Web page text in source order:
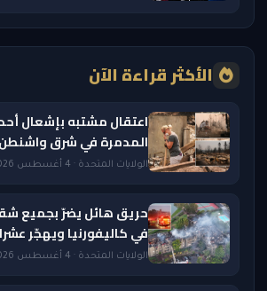
الأكثر قراءة الآن
اعتقال مشتبه بإشعال
المدمرة في شرق واشنطن
الولايات المتحدة · 4 أغسطس 2026 — 2:20 AM
حريق هائل يضرّ بجميع
في كاليفورنيا ويهجّر
الولايات المتحدة · 4 أغسطس 2026 — 12:20 AM